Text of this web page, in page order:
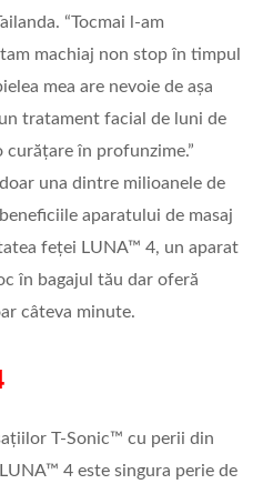
“Tocmai l-am
machiaj non stop în timpul
mea are nevoie de așa
tratament facial de luni de
curățare în profunzime.”
una dintre milioanele de
aparatului de masaj
feței LUNA™ 4, un aparat
în bagajul tău dar oferă
câteva minute.
T-Sonic™ cu perii din
4 este singura perie de